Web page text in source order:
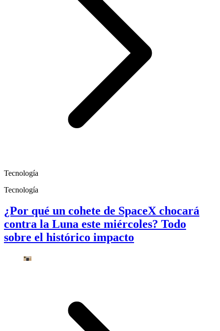
Tecnología
Tecnología
¿Por qué un cohete de SpaceX chocará
contra la Luna este miércoles? Todo
sobre el histórico impacto